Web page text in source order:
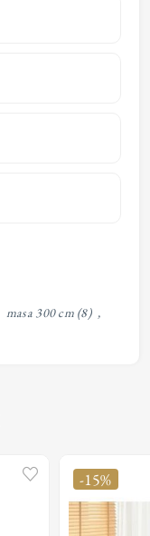
masa 300 cm (8) ,
-15%